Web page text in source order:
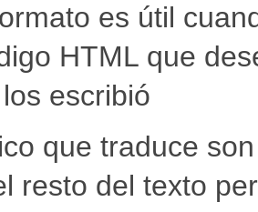
es útil
HTML que
escribió
que traduce
resto del texto